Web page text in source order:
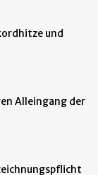
und
Alleingang der